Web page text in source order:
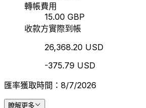
轉帳費用
15.00 GBP
收款方實際到帳
26,368.20 USD
-375.79 USD
匯率獲取時間：8/7/2026
瞭解更多